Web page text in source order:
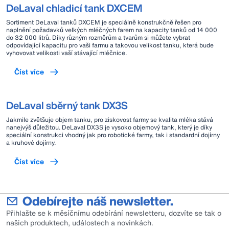
DeLaval chladicí tank DXCEM
Sortiment DeLaval tanků DXCEM je speciálně konstrukčně řešen pro
naplnění požadavků velkých mléčných farem na kapacity tanků od 14 000
do 32 000 litrů. Díky různým rozměrům a tvarům si můžete vybrat
odpovídající kapacitu pro vaši farmu a takovou velikost tanku, která bude
vyhovovat velikosti vaší stávající mléčnice.
Číst více
DeLaval sběrný tank DX3S
Jakmile zvětšuje objem tanku, pro ziskovost farmy se kvalita mléka stává
nanejvýš důležitou. DeLaval DX3S je vysoko objemový tank, který je díky
speciální konstrukci vhodný jak pro robotické farmy, tak i standardní dojírny
a kruhové dojírny.
Číst více
Odebírejte náš newsletter.
Přihlašte se k měsíčnímu odebírání newsletteru, dozvíte se tak o
našich produktech, událostech a novinkách.